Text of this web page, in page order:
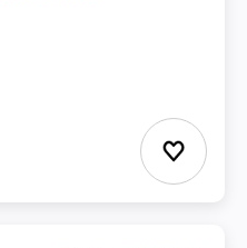
Ajouter